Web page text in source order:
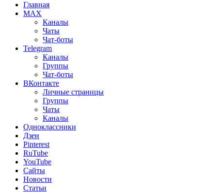
Главная
MAX
Каналы
Чаты
Чат-боты
Telegram
Каналы
Группы
Чат-боты
ВКонтакте
Личные страницы
Группы
Чаты
Каналы
Одноклассники
Дзен
Pinterest
RuTube
YouTube
Сайты
Новости
Статьи